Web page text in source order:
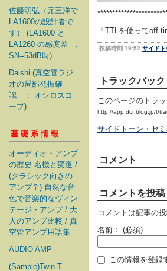
佐藤明弘（元三洋で
LA1600の設計者で
す）
(LA1600 と
LA1260 の感度差 :
SN=53dB時)
Daishi (真空管ラジ
オの局部発振確
認 ： オシロスコ
ープ)
基礎系情報
オーディオ・アンプ
の歴史 名機と変遷 /
(クラシック向きの
アンプ？) 自然な音
色で音楽的なヴィン
テージ・アンプ / 大
人のアンプ比較 / 真
空管アンプ用語集
AUDIO AMP
(Sample)Twin-T
「TTLを使ってoff
投稿時刻 19:52 サイドト
トラックバック
このページのトラ
http://app.dcnblog.jp/t/
サイドトーン・セ
コメント
コメントを投稿
コメントは記事の
名前： (必須)
この情報を登録